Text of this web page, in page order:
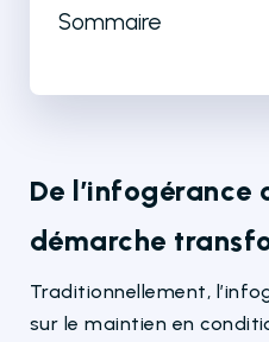
Sommaire
De l’infogérance
démarche
Traditionnellement,
sur le maintien en